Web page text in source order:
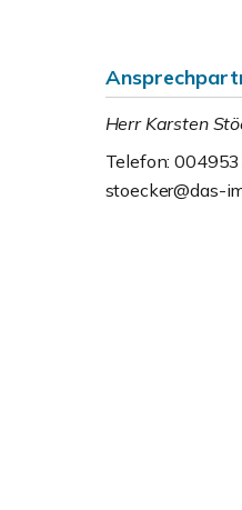
Herr Karsten
Telefon:
stoecker@das-